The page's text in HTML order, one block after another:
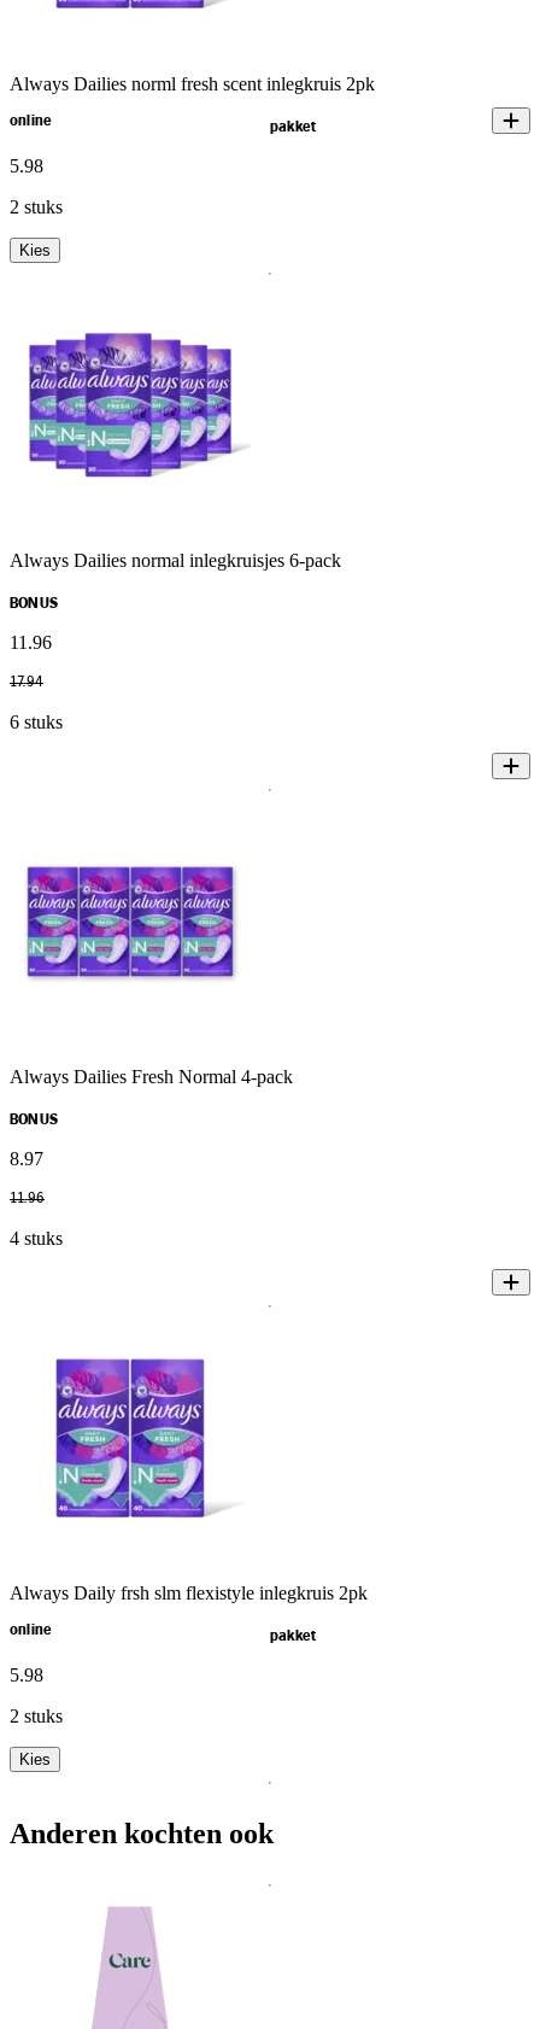
Always Dailies norml fresh scent inlegkruis 2pk
online pakket
5.98
2 stuks
Kies
Always Dailies normal inlegkruisjes 6-pack
BONUS
11 .96
17.94
6 stuks
Always Dailies Fresh Normal 4-pack
BONUS
8.97
11.96
4 stuks
Always Daily frsh slm flexistyle inlegkruis 2pk
online pakket
5.98
2 stuks
Kies
Anderen kochten ook